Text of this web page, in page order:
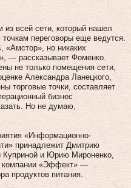
из всей сети, который нашел
переговоры еще ведутся.
«Амстор», но никаких
— рассказывает Фоменко.
не только помещения сети,
Александра Ланецкого,
торговые точки, составляет
бизнес
Но не думаю,
«Информационно-
принадлежит Дмитрию
Куприной и Юрию Мироненко,
компании «Эффект» —
продуктов питания.